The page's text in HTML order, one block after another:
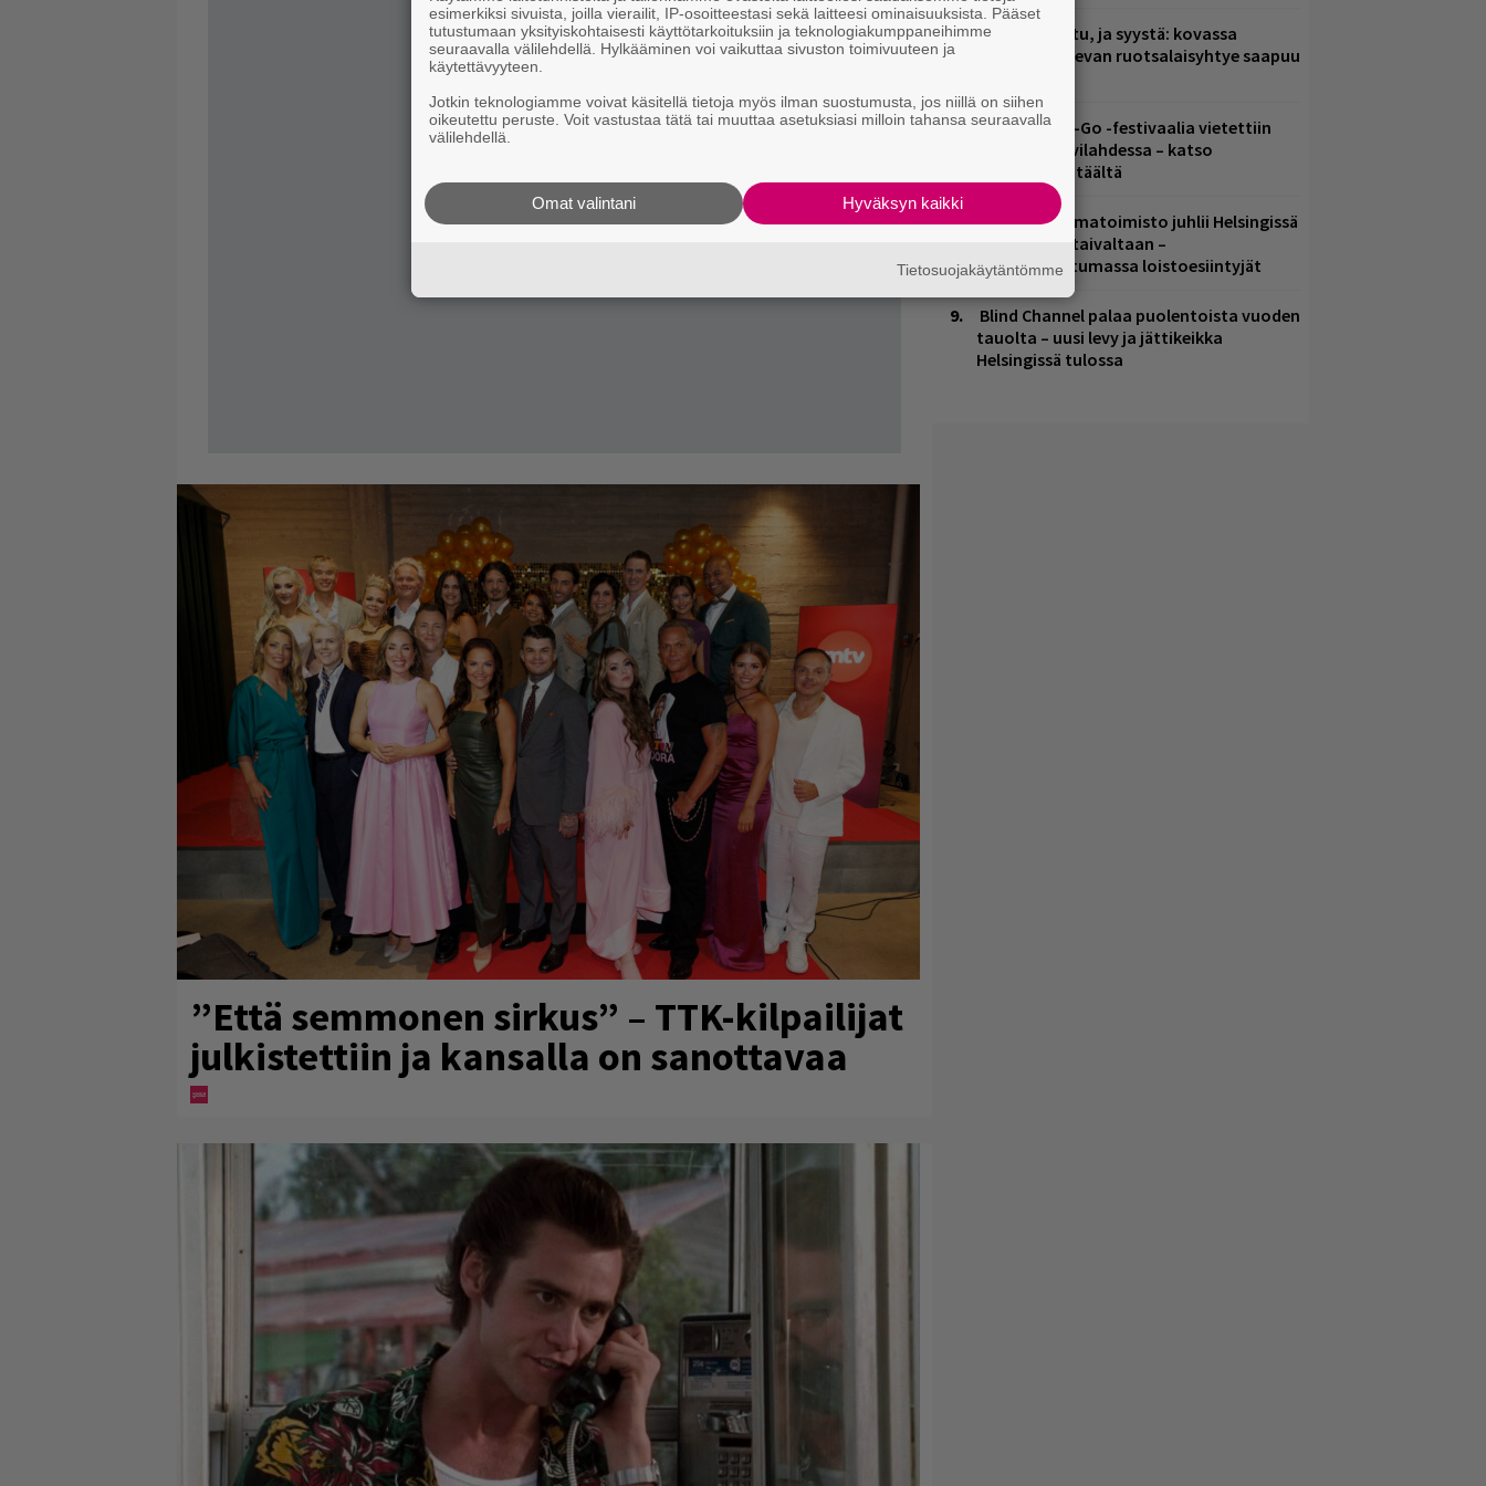
”Että semmonen sirkus” – TTK-kilpailijat
julkistettiin ja kansalla on sanottavaa
Kent mainittu, ja syystä: kovassa
nosteessa olevan ruotsalaisyhtye saapuu
Jytäkesä Go-Go -festivaalia vietettiin
Helsingin Suvilahdessa – katso
kuvagalleria täältä
Mainio ohjelmatoimisto juhlii Helsingissä
10-vuotista taivaltaan –
ilmaistapahtumassa loistoesiintyjät
Blind Channel palaa puolentoista vuoden
tauolta – uusi levy ja jättikeikka
Helsingissä tulossa
esimerkiksi sivuista, joilla vierailit, IP-osoitteestasi sekä laitteesi ominaisuuksista. Pääset
tutustumaan yksityiskohtaisesti käyttötarkoituksiin ja teknologiakumppaneihimme
seuraavalla välilehdellä. Hylkääminen voi vaikuttaa sivuston toimivuuteen ja
käytettävyyteen.
Jotkin teknologiamme voivat käsitellä tietoja myös ilman suostumusta, jos niillä on siihen
oikeutettu peruste. Voit vastustaa tätä tai muuttaa asetuksiasi milloin tahansa seuraavalla
välilehdellä.
Hyväksyn kaikki
Omat valintani
Tietosuojakäytäntömme